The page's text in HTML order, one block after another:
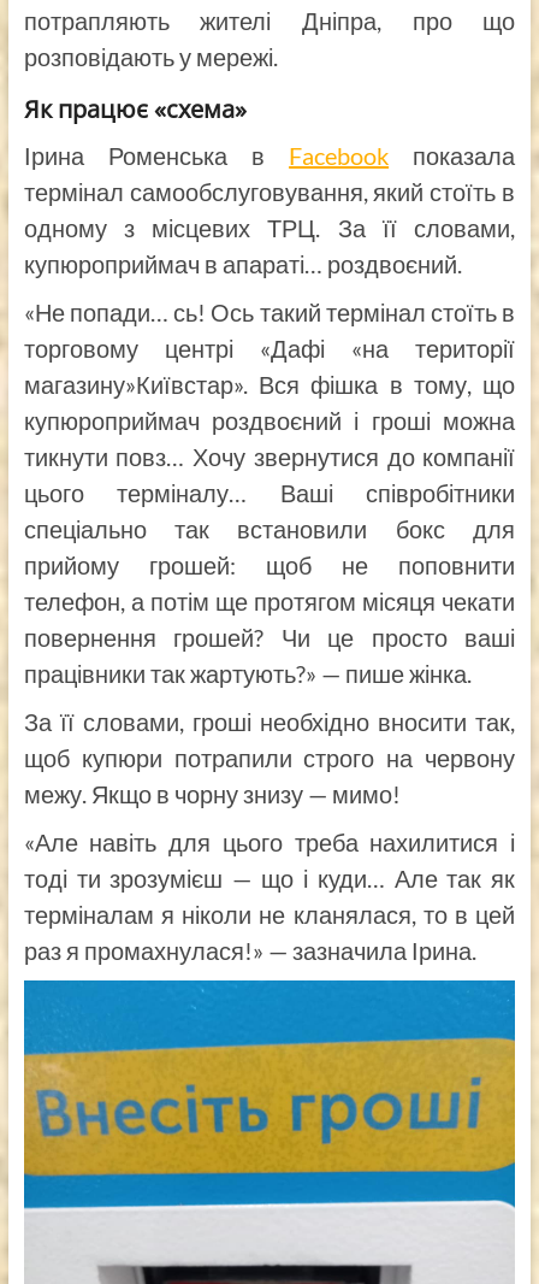
потрапляють жителі Дніпра, про що
розповідають у мережі.
Як працює «схема»
Ірина Роменська в Facebook показала
термінал самообслуговування, який стоїть в
одному з місцевих ТРЦ. За її словами,
купюроприймач в апараті… роздвоєний.
«Не попади… сь! Ось такий термінал стоїть в
торговому центрі «Дафі «на території
магазину»Київстар». Вся фішка в тому, що
купюроприймач роздвоєний і гроші можна
тикнути повз… Хочу звернутися до компанії
цього терміналу… Ваші співробітники
спеціально так встановили бокс для
прийому грошей: щоб не поповнити
телефон, а потім ще протягом місяця чекати
повернення грошей? Чи це просто ваші
працівники так жартують?» — пише жінка.
За її словами, гроші необхідно вносити так,
щоб купюри потрапили строго на червону
межу. Якщо в чорну знизу — мимо!
«Але навіть для цього треба нахилитися і
тоді ти зрозумієш — що і куди… Але так як
терміналам я ніколи не кланялася, то в цей
раз я промахнулася!» — зазначила Ірина.